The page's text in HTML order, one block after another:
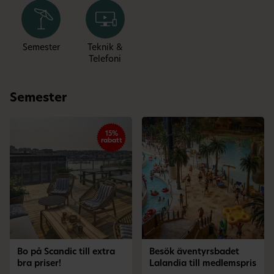
Semester
Teknik &
Telefoni
Semester
15%
rabatt
Bo på Scandic till extra
bra priser!
Besök äventyrsbadet
Lalandia till medlemspris